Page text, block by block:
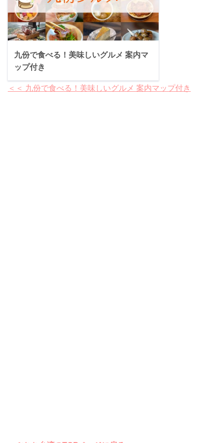
九份で食べる！美味しいグルメ 案内マ
ップ付き
＜＜ 九份で食べる！美味しいグルメ 案内マップ付き